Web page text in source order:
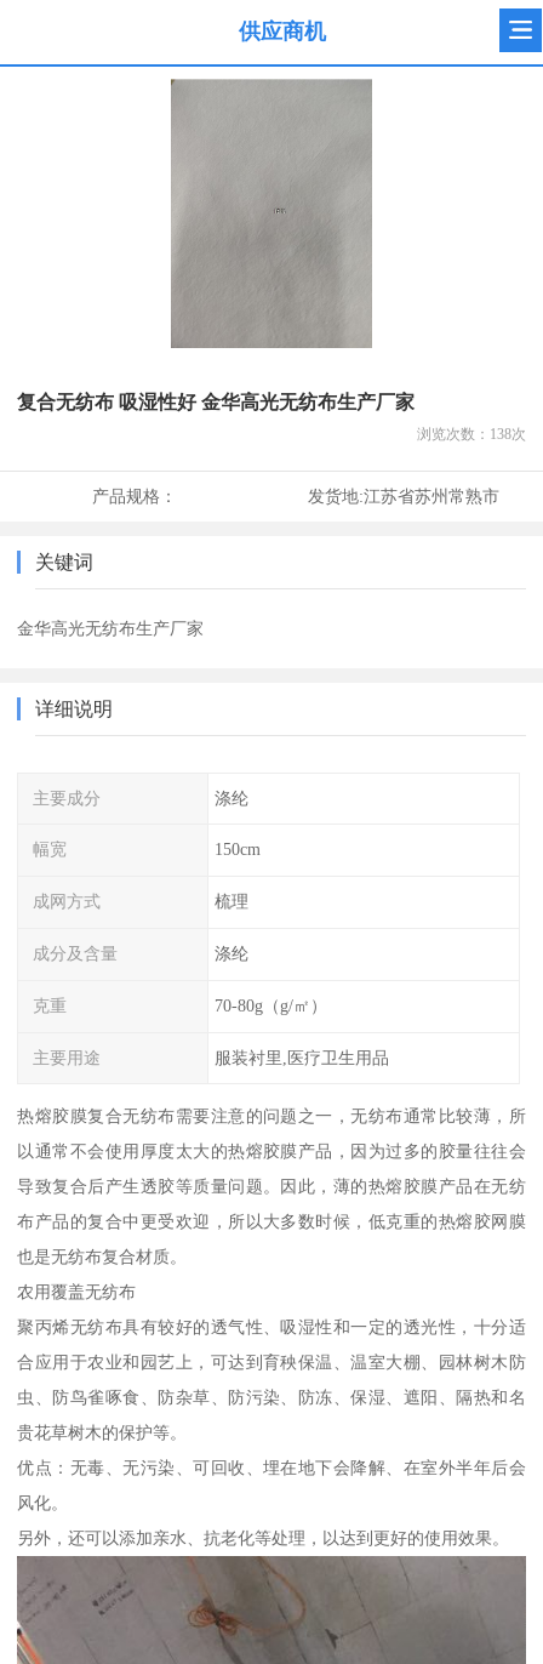
供应商机
复合无纺布 吸湿性好 金华高光无纺布生产厂家
浏览次数： 138次
产品规格： 发货地:江苏省苏州常熟市
关键词
金华高光无纺布生产厂家
详细说明
主要成分 涤纶
幅宽 150cm
成网方式 梳理
成分及含量 涤纶
克重 70-80g（g/㎡）
主要用途 服装衬里,医疗卫生用品
热熔胶膜复合无纺布需要注意的问题之一，无纺布通常比较薄，所
以通常不会使用厚度太大的热熔胶膜产品，因为过多的胶量往往会
导致复合后产生透胶等质量问题。因此，薄的热熔胶膜产品在无纺
布产品的复合中更受欢迎，所以大多数时候，低克重的热熔胶网膜
也是无纺布复合材质。
农用覆盖无纺布
聚丙烯无纺布具有较好的透气性、吸湿性和一定的透光性，十分适
合应用于农业和园艺上，可达到育秧保温、温室大棚、园林树木防
虫、防鸟雀啄食、防杂草、防污染、防冻、保湿、遮阳、隔热和名
贵花草树木的保护等。
优点：无毒、无污染、可回收、埋在地下会降解、在室外半年后会
风化。
另外，还可以添加亲水、抗老化等处理，以达到更好的使用效果。